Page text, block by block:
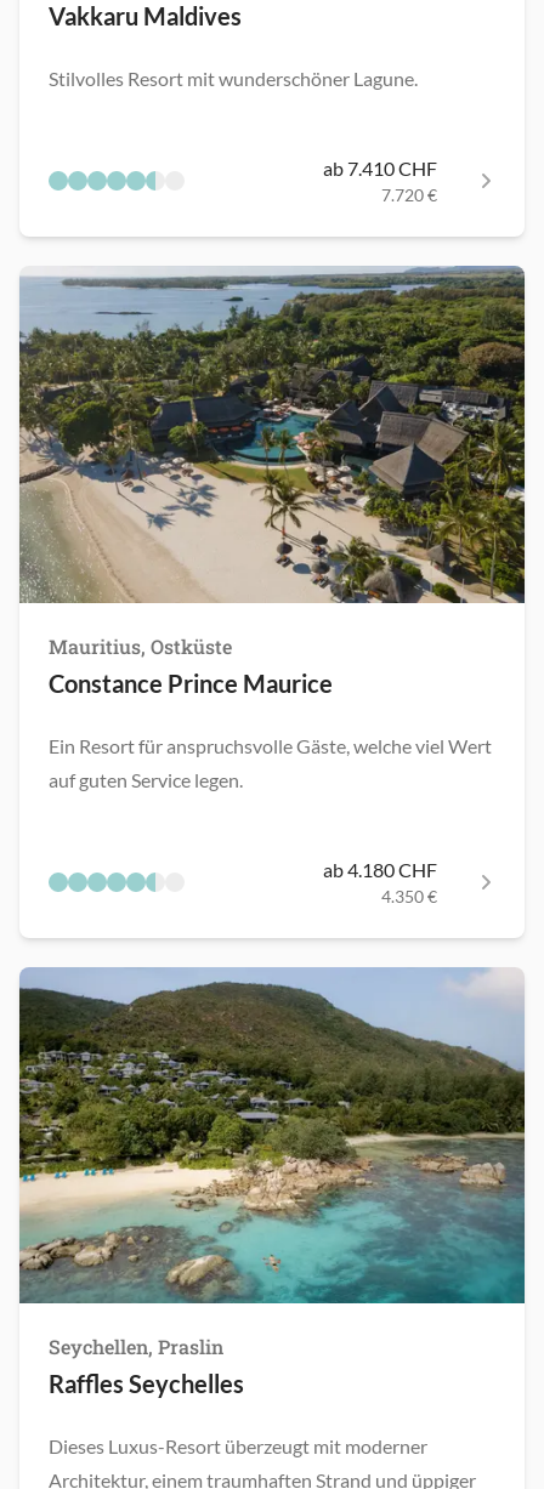
Vakkaru Maldives
Stilvolles Resort mit wunderschöner Lagune.
ab 7.410 CHF
7.720 €
Mauritius, Ostküste
Constance Prince Maurice
Ein Resort für anspruchsvolle Gäste, welche viel Wert
auf guten Service legen.
ab 4.180 CHF
4.350 €
Seychellen, Praslin
Raffles Seychelles
Dieses Luxus-Resort überzeugt mit moderner
Architektur, einem traumhaften Strand und üppiger